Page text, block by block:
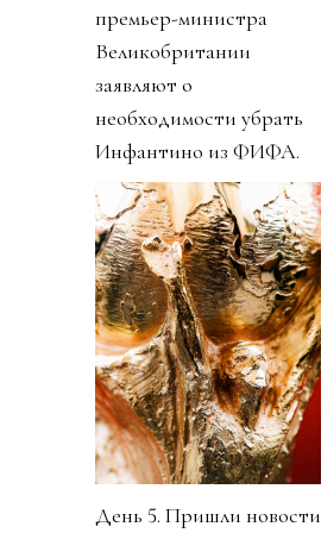
премьер-министра
Великобритании
заявляют о
необходимости убрать
Инфантино из ФИФА.
День 5. Пришли новости